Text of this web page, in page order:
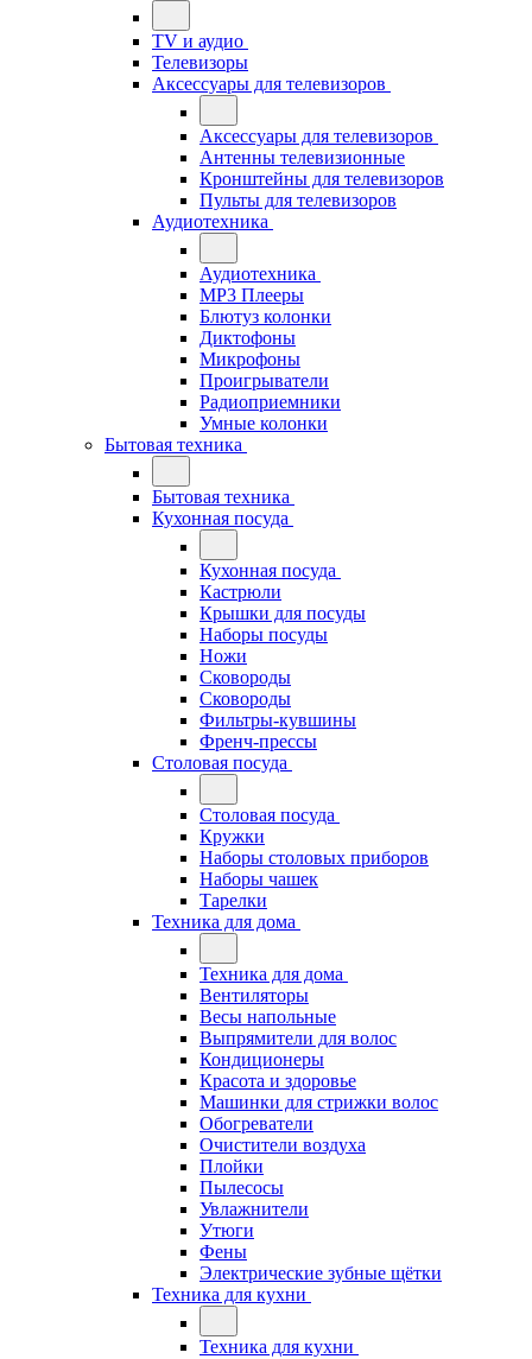
TV и аудио
Телевизоры
Аксессуары для телевизоров
Аксессуары для телевизоров
Антенны телевизионные
Кронштейны для телевизоров
Пульты для телевизоров
Аудиотехника
Аудиотехника
MP3 Плееры
Блютуз колонки
Диктофоны
Микрофоны
Проигрыватели
Радиоприемники
Умные колонки
Бытовая техника
Бытовая техника
Кухонная посуда
Кухонная посуда
Кастрюли
Крышки для посуды
Наборы посуды
Ножи
Сковороды
Сковороды
Фильтры-кувшины
Френч-прессы
Столовая посуда
Столовая посуда
Кружки
Наборы столовых приборов
Наборы чашек
Тарелки
Техника для дома
Техника для дома
Вентиляторы
Весы напольные
Выпрямители для волос
Кондиционеры
Красота и здоровье
Машинки для стрижки волос
Обогреватели
Очистители воздуха
Плойки
Пылесосы
Увлажнители
Утюги
Фены
Электрические зубные щётки
Техника для кухни
Техника для кухни